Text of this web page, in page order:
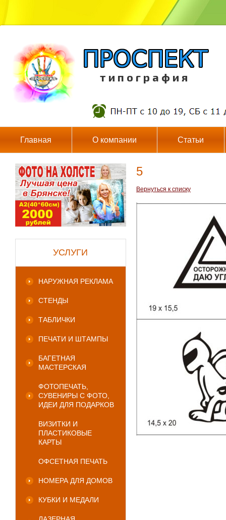
т и п о г р а ф и я
Главная О компании Статьи
УСЛУГИ
НАРУЖНАЯ РЕКЛАМА
СТЕНДЫ
ТАБЛИЧКИ
ПЕЧАТИ И ШТАМПЫ
БАГЕТНАЯ
МАСТЕРСКАЯ
ФОТОПЕЧАТЬ,
СУВЕНИРЫ С ФОТО,
ИДЕИ ДЛЯ ПОДАРКОВ
ВИЗИТКИ И
ПЛАСТИКОВЫЕ
КАРТЫ
ОФСЕТНАЯ ПЕЧАТЬ
НОМЕРА ДЛЯ ДОМОВ
КУБКИ И МЕДАЛИ
5
Вернуться к списку